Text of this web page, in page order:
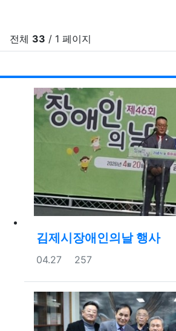
전체 33 / 1 페이지
김제시장애인의날 행사
등록일
04.27 조회
257